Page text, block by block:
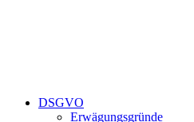
DSGVO
Erwägungsgründe